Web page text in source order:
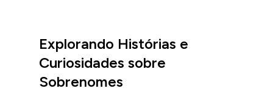
Explorando Histórias e
Curiosidades sobre
Sobrenomes